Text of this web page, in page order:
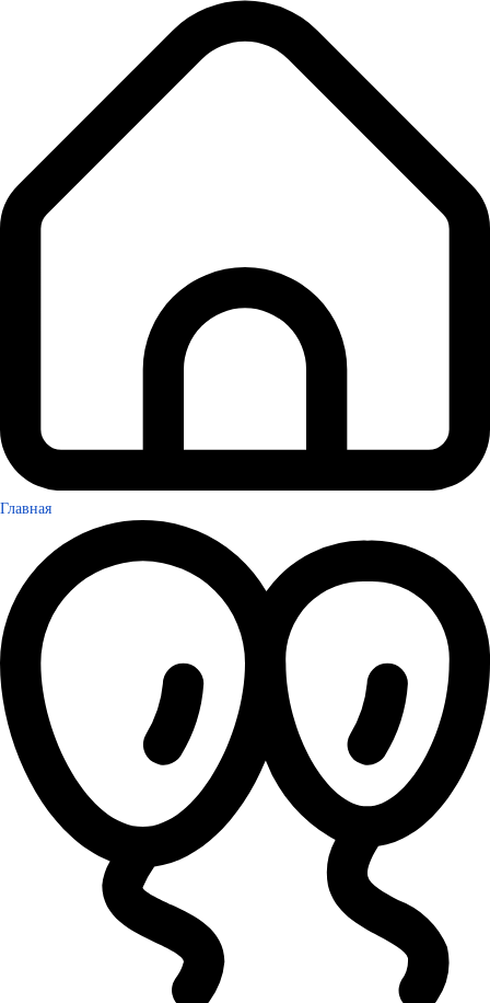
Главная